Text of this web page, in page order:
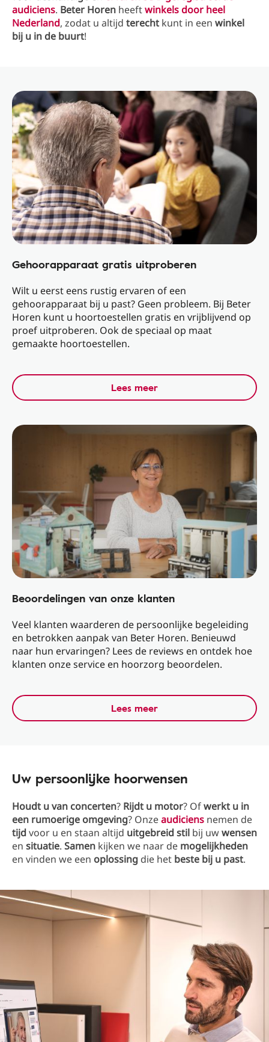
audiciens. Beter Horen heeftwinkels door heel
Nederland, zodat u altijd terecht kunt in een winkel
bij u in de buurt!
Gehoorapparaat gratis uitproberen
Wilt u eerst eens rustig ervaren of een
gehoorapparaat bij u past? Geen probleem. Bij Beter
Horen kunt u hoortoestellen gratis en vrijblijvend op
proef uitproberen. Ook de speciaal op maat
gemaakte hoortoestellen.
Lees meer
Beoordelingen van onze klanten
Veel klanten waarderen de persoonlijke begeleiding
en betrokken aanpak van Beter Horen. Benieuwd
naar hun ervaringen? Lees de reviews en ontdek hoe
klanten onze service en hoorzorg beoordelen.
Lees meer
Uw persoonlijke hoorwensen
Houdt u van concerten? Rijdt u motor? Ofwerkt u in
een rumoerige omgeving? Onzeaudiciens nemen de
tijdvoor u en staan altijd uitgebreid stil bij uwwensen
en situatie. Samen kijken we naar de mogelijkheden
en vinden we een oplossing die het beste bij u past.